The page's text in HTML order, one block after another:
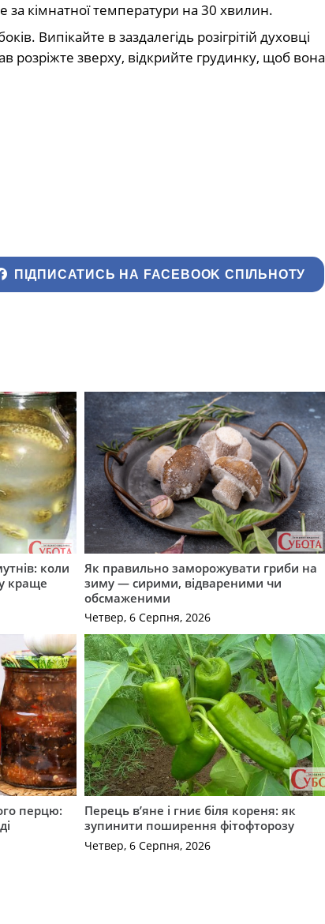
кімнатної температури на 30 хвилин.
Випікайте в заздалегідь розігрітій духовці
розріжте зверху, відкрийте грудинку, щоб вона
ПІДПИСАТИСЬ НА FACEBOOK СПІЛЬНОТУ
коли
краще
Як правильно заморожувати гриби на
зиму — сирими, відвареними чи
обсмаженими
Четвер, 6 Серпня, 2026
перцю:
Перець в’яне і гниє біля кореня: як
зупинити поширення фітофторозу
Четвер, 6 Серпня, 2026